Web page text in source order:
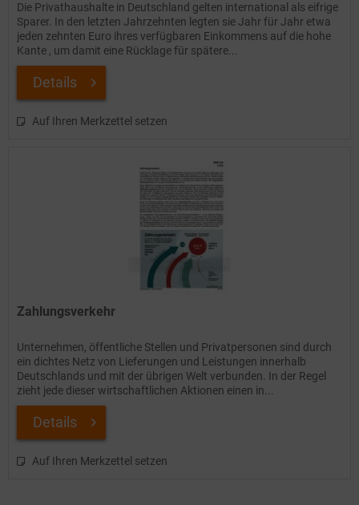
Die Privathaushalte in Deutschland gelten international als eifrige
Sparer. In den letzten Jahrzehnten legten sie Jahr für Jahr etwa
jeden zehnten Euro ihres verfügbaren Einkommens auf die hohe
Kante , um damit eine Rücklage für spätere...
Details
Auf Ihren Merkzettel setzen
Zahlungsverkehr
Unternehmen, öffentliche Stellen und Privatpersonen sind durch
ein dichtes Netz von Lieferungen und Leistungen innerhalb
Deutschlands und mit der übrigen Welt verbunden. In der Regel
zieht jede dieser wirtschaftlichen Aktionen einen in...
Details
Auf Ihren Merkzettel setzen